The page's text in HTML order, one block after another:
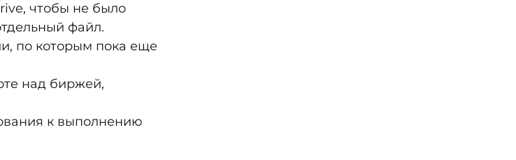
чтобы не было
файл.
по которым пока еще
над биржей,
к выполнению